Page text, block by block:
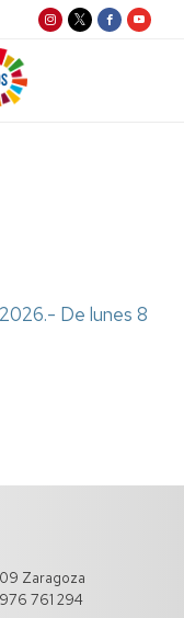
De lunes 8
Zaragoza
761 294